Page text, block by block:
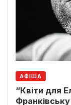
АФІША
“Квіти для
Франківську